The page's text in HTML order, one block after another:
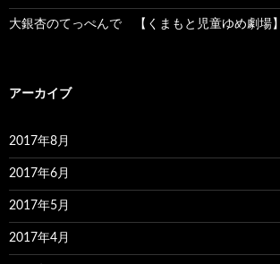
大銀杏のてっぺんで 【くまもと児童ゆめ劇場】
アーカイブ
2017年8月
2017年6月
2017年5月
2017年4月